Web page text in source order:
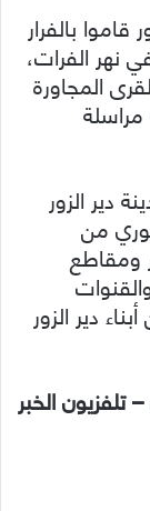
بالفرار
نهر الفرات،
المجاورة
دير الزور
من
ومقاطع
دير الزور
تلفزيون الخبر